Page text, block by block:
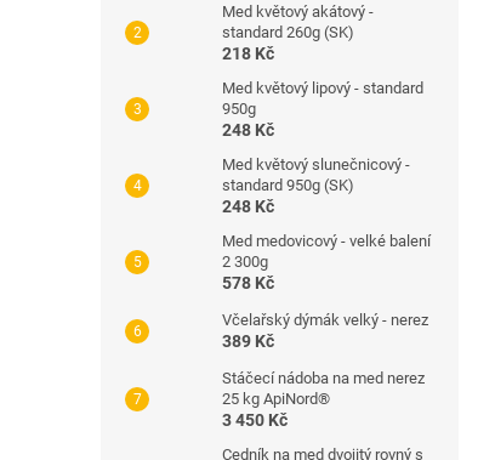
Med květový akátový -
standard 260g (SK)
218 Kč
Med květový lipový - standard
950g
248 Kč
Med květový slunečnicový -
standard 950g (SK)
248 Kč
Med medovicový - velké balení
2 300g
578 Kč
Včelařský dýmák velký - nerez
389 Kč
Stáčecí nádoba na med nerez
25 kg ApiNord®
3 450 Kč
Cedník na med dvojitý rovný s